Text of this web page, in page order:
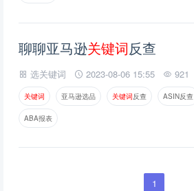
聊聊亚马逊关键词反查
选关键词 2023-08-06 15:55 921
关键词 亚马逊选品 关键词反查 ASIN反查
ABA报表
1